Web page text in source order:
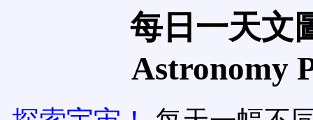
每日一天文
Astronomy